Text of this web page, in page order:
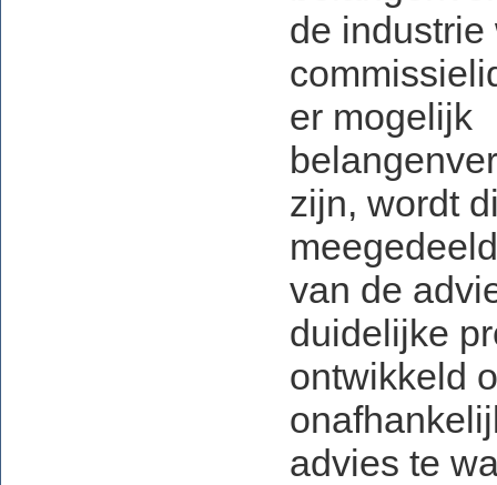
de industrie
er mogelijk
zijn, wordt
van de
duidelijke
ontwikkeld
advies te